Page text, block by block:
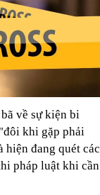
về sự kiện bi
khi gặp phải
đang quét các
pháp luật khi cần